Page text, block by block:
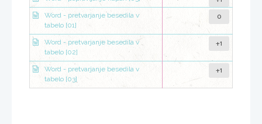
Word - pretvarjanje besedila v
tabelo [01]
0
Word - pretvarjanje besedila v
tabelo [02]
+1
Word - pretvarjanje besedila v
tabelo [03]
+1